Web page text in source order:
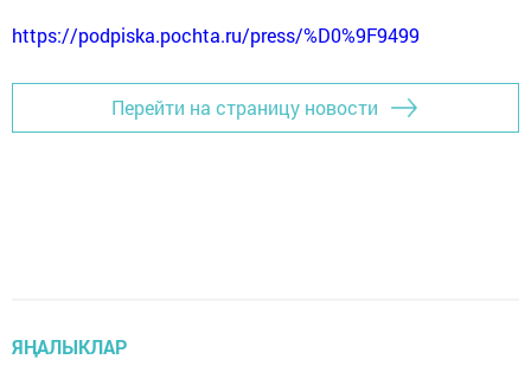
https://podpiska.pochta.ru/press/%D0%9F9499
Перейти на страницу новости
ЯҢАЛЫКЛАР